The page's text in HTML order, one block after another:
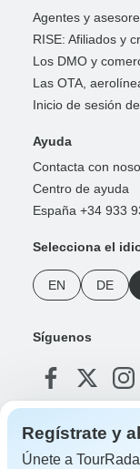
Agentes y
RISE: Afiliados y
Los DMO y
Las OTA,
Inicio de sesión
Ayuda
Contacta con
Centro de ayuda
España +34 933
Selecciona el
EN DE
Síguenos
Formas de pago
Regístrate y
Únete a